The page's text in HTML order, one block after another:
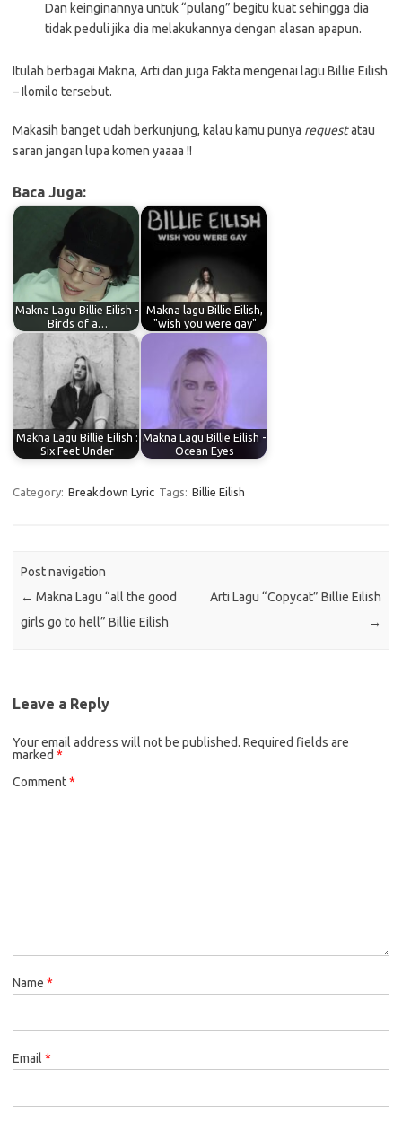
Dan keinginannya untuk “pulang” begitu kuat sehingga dia
tidak peduli jika dia melakukannya dengan alasan apapun.
Itulah berbagai Makna, Arti dan juga Fakta mengenai lagu Billie Eilish
– Ilomilo tersebut.
Makasih banget udah berkunjung, kalau kamu punya requestatau
saran jangan lupa komen yaaaa !!
Baca Juga:
Makna Lagu Billie Eilish -
Birds of a…
Makna lagu Billie Eilish,
"wish you were gay"
Makna Lagu Billie Eilish :
Six Feet Under
Makna Lagu Billie Eilish -
Ocean Eyes
Category: Breakdown Lyric Tags: Billie Eilish
Post navigation
← Makna Lagu “all the good
girls go to hell” Billie Eilish
Arti Lagu “Copycat” Billie Eilish
→
Leave a Reply
Your email address will not be published. Required fields are
marked *
Comment*
Name *
Email *